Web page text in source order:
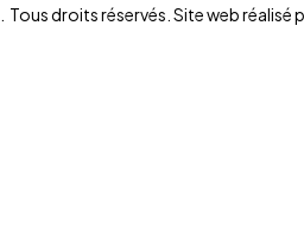
. Tous droits réservés. Site web réalisé